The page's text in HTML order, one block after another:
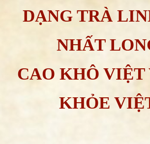
DẠNG TRÀ
NHẤT
CAO KHÔ VIỆT
KHỎE